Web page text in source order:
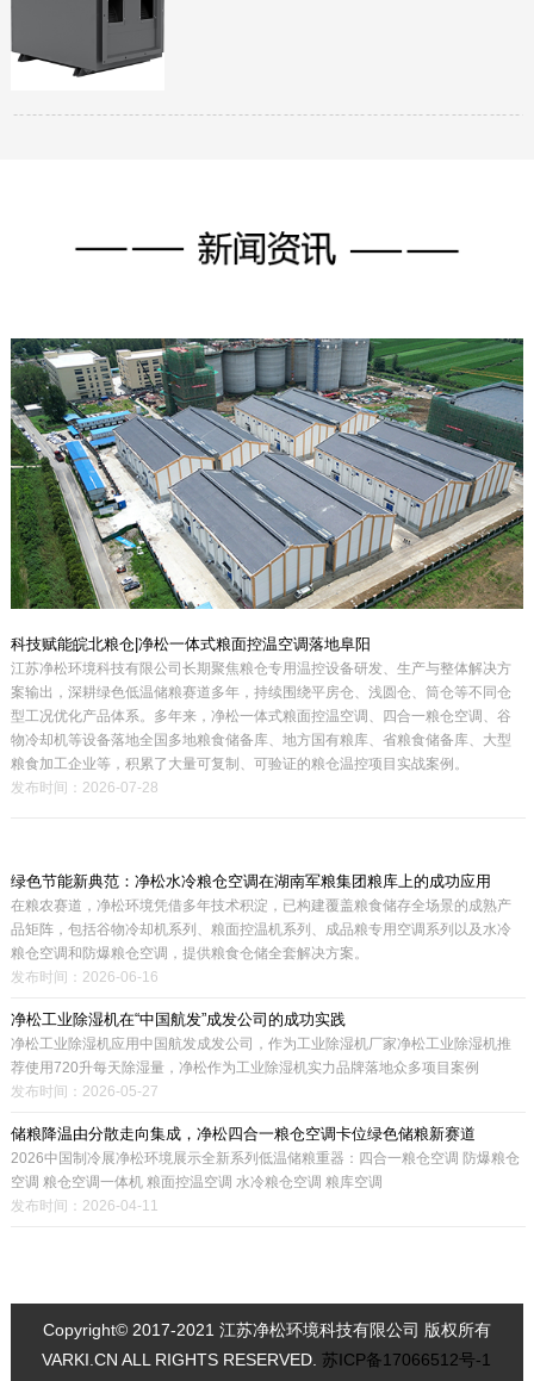
科技赋能皖北粮仓|净松一体式粮面控温空调落地阜阳
江苏净松环境科技有限公司长期聚焦粮仓专用温控设备研发、生产与整体解决方
案输出，深耕绿色低温储粮赛道多年，持续围绕平房仓、浅圆仓、筒仓等不同仓
型工况优化产品体系。多年来，净松一体式粮面控温空调、四合一粮仓空调、谷
物冷却机等设备落地全国多地粮食储备库、地方国有粮库、省粮食储备库、大型
粮食加工企业等，积累了大量可复制、可验证的粮仓温控项目实战案例。
发布时间：2026-07-28
绿色节能新典范：净松水冷粮仓空调在湖南军粮集团粮库上的成功应用
在粮农赛道，净松环境凭借多年技术积淀，已构建覆盖粮食储存全场景的成熟产
品矩阵，包括谷物冷却机系列、粮面控温机系列、成品粮专用空调系列以及水冷
粮仓空调和防爆粮仓空调，提供粮食仓储全套解决方案。
发布时间：2026-06-16
净松工业除湿机在“中国航发”成发公司的成功实践
净松工业除湿机应用中国航发成发公司，作为工业除湿机厂家净松工业除湿机推
荐使用720升每天除湿量，净松作为工业除湿机实力品牌落地众多项目案例
发布时间：2026-05-27
储粮降温由分散走向集成，净松四合一粮仓空调卡位绿色储粮新赛道
2026中国制冷展净松环境展示全新系列低温储粮重器：四合一粮仓空调 防爆粮仓
空调 粮仓空调一体机 粮面控温空调 水冷粮仓空调 粮库空调
发布时间：2026-04-11
Copyright© 2017-2021 江苏净松环境科技有限公司 版权所有
VARKI.CN ALL RIGHTS RESERVED.苏ICP备17066512号-1